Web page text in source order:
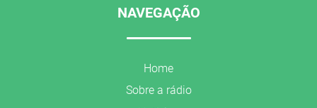
NAVEGAÇÃO
Home
Sobre a rádio